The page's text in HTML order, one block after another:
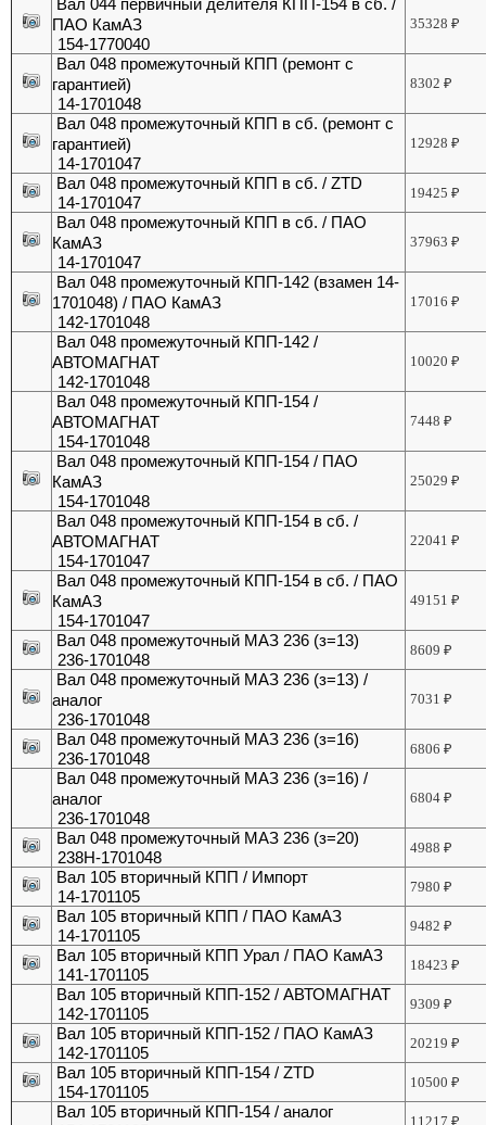
Вал 044 первичный делителя КПП-154 в сб. /
ПАО КамАЗ
154-1770040
35328₽
Вал 048 промежуточный КПП (ремонт с
гарантией)
14-1701048
8302₽
Вал 048 промежуточный КПП в сб. (ремонт с
гарантией)
14-1701047
12928₽
Вал 048 промежуточный КПП в сб. / ZTD
14-1701047
19425₽
Вал 048 промежуточный КПП в сб. / ПАО
КамАЗ
14-1701047
37963₽
Вал 048 промежуточный КПП-142 (взамен 14-
1701048) / ПАО КамАЗ
142-1701048
17016₽
Вал 048 промежуточный КПП-142 /
АВТОМАГНАТ
142-1701048
10020₽
Вал 048 промежуточный КПП-154 /
АВТОМАГНАТ
154-1701048
7448₽
Вал 048 промежуточный КПП-154 / ПАО
КамАЗ
154-1701048
25029₽
Вал 048 промежуточный КПП-154 в сб. /
АВТОМАГНАТ
154-1701047
22041₽
Вал 048 промежуточный КПП-154 в сб. / ПАО
КамАЗ
154-1701047
49151₽
Вал 048 промежуточный МАЗ 236 (з=13)
236-1701048
8609₽
Вал 048 промежуточный МАЗ 236 (з=13) /
аналог
236-1701048
7031₽
Вал 048 промежуточный МАЗ 236 (з=16)
236-1701048
6806₽
Вал 048 промежуточный МАЗ 236 (з=16) /
аналог
236-1701048
6804₽
Вал 048 промежуточный МАЗ 236 (з=20)
238Н-1701048
4988₽
Вал 105 вторичный КПП / Импорт
14-1701105
7980₽
Вал 105 вторичный КПП / ПАО КамАЗ
14-1701105
9482₽
Вал 105 вторичный КПП Урал / ПАО КамАЗ
141-1701105
18423₽
Вал 105 вторичный КПП-152 / АВТОМАГНАТ
142-1701105
9309₽
Вал 105 вторичный КПП-152 / ПАО КамАЗ
142-1701105
20219₽
Вал 105 вторичный КПП-154 / ZTD
154-1701105
10500₽
Вал 105 вторичный КПП-154 / аналог
11217₽